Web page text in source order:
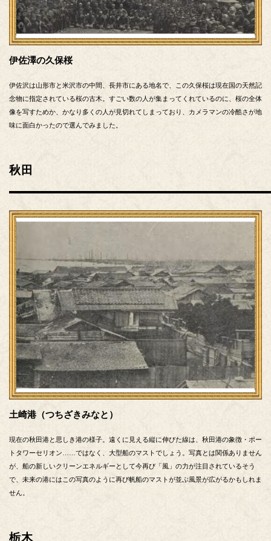
伊佐澤の久保桜
伊佐沢は山形市と米沢市の中間、長井市にある地名で、この久保桜は現在国の天然記
念物に指定されている桜の古木。すごい数の人が集まってくれているのに、桜の全体
像を写すためか、かなり多くの人が見切れてしまっており、カメラマンの冷酷さが地
味に面白かったので選んでみました。
秋田
土崎港（つちざきみなと）
現在の秋田港と思しき港の様子。遠くに見える縦に伸びた線は、秋田港の象徴・ポー
トタワーセリオン……ではなく、大型船のマストでしょう。写真とは関係ありません
が、船の新しいクリーンエネルギーとして今再び「風」の力が注目されているそう
で、未来の港にはこの写真のように再び帆船のマストが並ぶ風景が広がるかもしれま
せん。
栃木